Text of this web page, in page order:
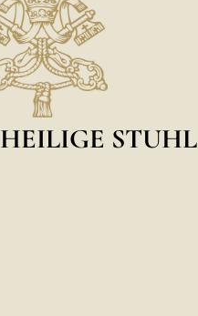
HEILIGE STUHL